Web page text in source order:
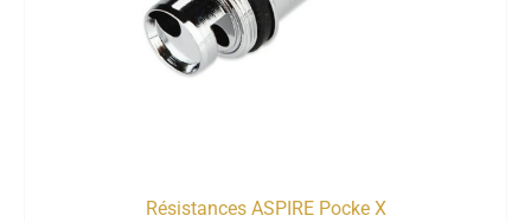
Résistances ASPIRE Pocke X